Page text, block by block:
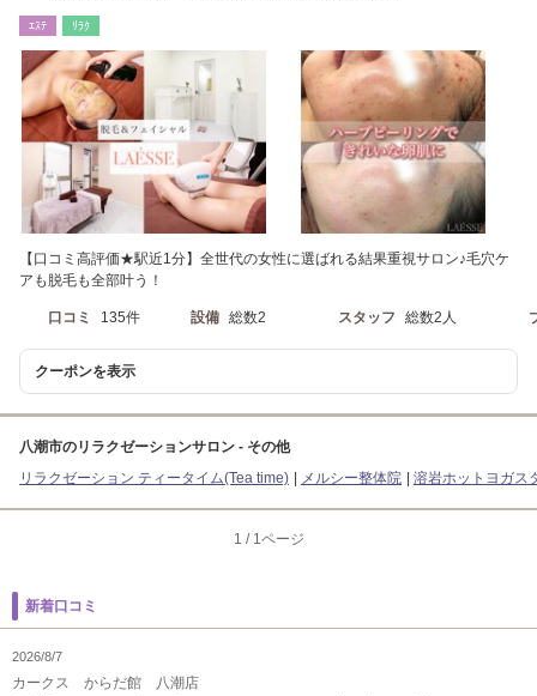
ｴｽﾃ ﾘﾗｸ
【口コミ高評価★駅近1分】全世代の女性に選ばれる結果重視サロン♪毛穴ケ
アも脱毛も全部叶う！
口コミ 135件 設備 総数2 スタッフ 総数2人
クーポンを表示
八潮市のリラクゼーションサロン - その他
リラクゼーション ティータイム(Tea time)
メルシー整体院 溶岩ホットヨガス
1 / 1ページ
新着口コミ
2026/8/7
カークス からだ館 八潮店